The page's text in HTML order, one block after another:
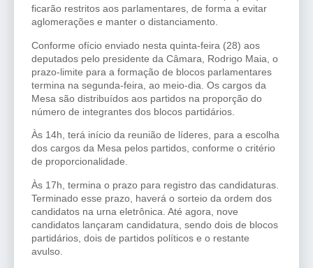
ficarão restritos aos parlamentares, de forma a evitar
aglomerações e manter o distanciamento.
Conforme ofício enviado nesta quinta-feira (28) aos
deputados pelo presidente da Câmara, Rodrigo Maia, o
prazo-limite para a formação de blocos parlamentares
termina na segunda-feira, ao meio-dia. Os cargos da
Mesa são distribuídos aos partidos na proporção do
número de integrantes dos blocos partidários.
Às 14h, terá início da reunião de líderes, para a escolha
dos cargos da Mesa pelos partidos, conforme o critério
de proporcionalidade.
Às 17h, termina o prazo para registro das candidaturas.
Terminado esse prazo, haverá o sorteio da ordem dos
candidatos na urna eletrônica. Até agora, nove
candidatos lançaram candidatura, sendo dois de blocos
partidários, dois de partidos políticos e o restante
avulso.